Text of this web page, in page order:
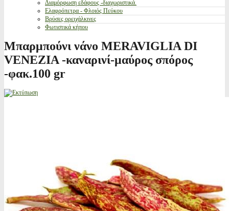
Διαμόρφωση εδάφους -διαχωριστικά.
Ελαφρόπετρα - Φλοιός Πεύκου
Βρύσες ορειχάλκινες
Φωτιστικά κήπου
Μπαρμπούνι νάνο MERAVIGLIA DI
VENEZIA -καναρινί-μαύρος σπόρος
-φακ.100 gr